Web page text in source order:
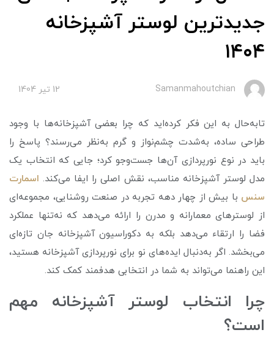
جدیدترین لوستر آشپزخانه
۱۴۰۴
Samanmahoutchian 12 تير 1404
تا‌به‌حال به این فکر کرده‌اید که چرا بعضی آشپزخانه‌ها با وجود
طراحی ساده، به‌شدت چشم‌نواز و گرم به‌نظر می‌رسند؟ پاسخ را
باید در نوع نورپردازی آن‌ها جست‌وجو کرد؛ جایی که انتخاب یک
مدل لوستر آشپزخانه مناسب، نقش اصلی را ایفا می‌کند.اسمارت
سنس با بیش از چهار دهه تجربه در صنعت روشنایی، مجموعه‌ای
از لوسترهای معمارانه و مدرن را ارائه می‌دهد که نه‌تنها عملکرد
فضا را ارتقاء می‌دهد بلکه به دکوراسیون آشپزخانه جان تازه‌ای
می‌بخشد. اگر به‌دنبال ایده‌های نو برای نورپردازی آشپزخانه هستید،
این راهنما می‌تواند به شما در انتخابی هدفمند کمک کند.
چرا انتخاب لوستر آشپزخانه مهم
است؟